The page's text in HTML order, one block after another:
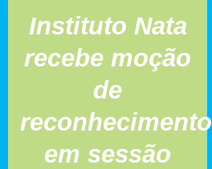
Instituto Nata
recebe moção
de
reconhecimento
em sessão